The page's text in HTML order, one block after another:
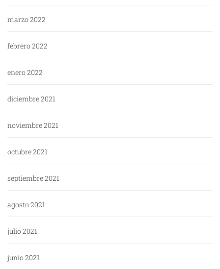
marzo 2022
febrero 2022
enero 2022
diciembre 2021
noviembre 2021
octubre 2021
septiembre 2021
agosto 2021
julio 2021
junio 2021